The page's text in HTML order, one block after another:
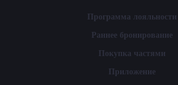
Программа лояльности
Раннее бронирование
Покупка частями
Приложение